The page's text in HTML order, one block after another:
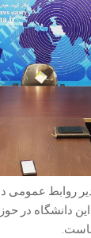
روابط
دانشگاه در